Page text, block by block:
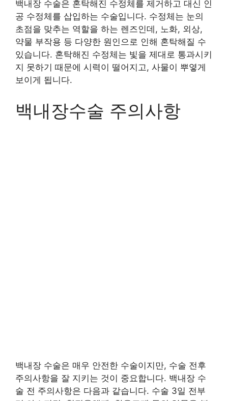
백내장 수술은 혼탁해진 수정체를 제거하고 대신 인
공 수정체를 삽입하는 수술입니다. 수정체는 눈의
초점을 맞추는 역할을 하는 렌즈인데, 노화, 외상,
약물 부작용 등 다양한 원인으로 인해 혼탁해질 수
있습니다. 혼탁해진 수정체는 빛을 제대로 통과시키
지 못하기 때문에 시력이 떨어지고, 사물이 뿌옇게
보이게 됩니다.
백내장수술 주의사항
백내장 수술은 매우 안전한 수술이지만, 수술 전후
주의사항을 잘 지키는 것이 중요합니다. 백내장 수
술 전 주의사항은 다음과 같습니다. 수술 3일 전부